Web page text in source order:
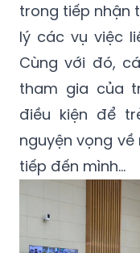
trong tiếp nhận
lý các vụ việc
Cùng với đó,
tham gia của
điều kiện để
nguyện vọng
tiếp đến mình…